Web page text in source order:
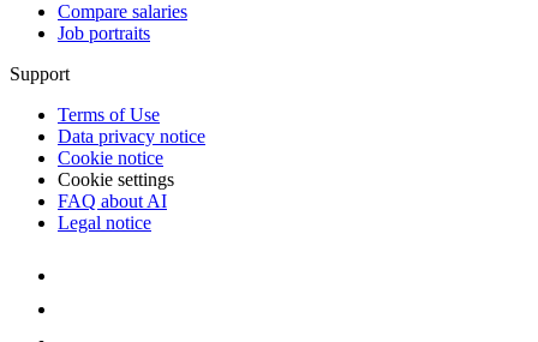
Compare salaries
Job portraits
Support
Terms of Use
Data privacy notice
Cookie notice
Cookie settings
FAQ about AI
Legal notice